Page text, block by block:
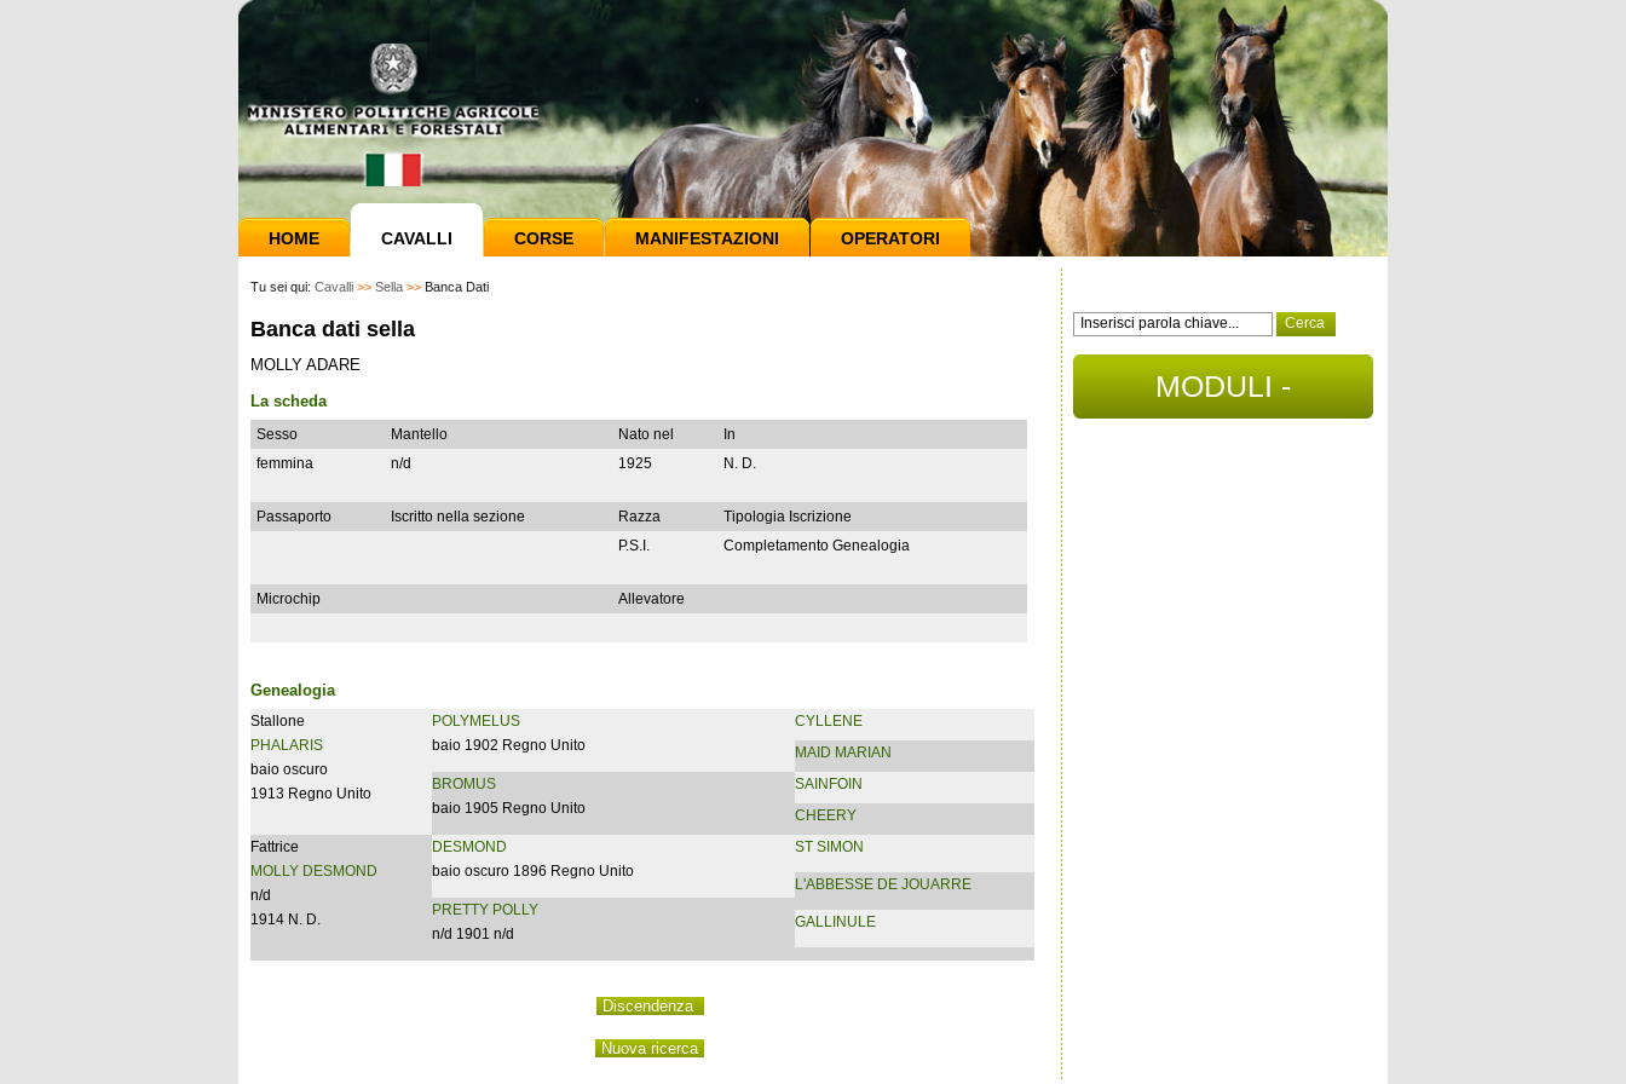
HOME CAVALLI CORSE MANIFESTAZIONI OPERATORI
Tu sei qui: Cavalli >> Sella >> Banca Dati
Banca dati sella
MOLLY ADARE
La scheda
Sesso Mantello Nato nel
In
femmina
n/d 1925 N. D.
Passaporto Iscritto nella sezione Razza
Tipologia Iscrizione
P.S.I.
Completamento Genealogia
Microchip Allevatore
Genealogia
Stallone
PHALARIS
baio oscuro
1913 Regno Unito
POLYMELUS
baio 1902 Regno Unito
BROMUS
baio 1905 Regno Unito
CYLLENE
MAID MARIAN
SAINFOIN
CHEERY
Fattrice
MOLLY DESMOND
n/d
1914 N. D.
DESMOND
baio oscuro 1896 Regno Unito
PRETTY POLLY
n/d 1901 n/d
ST SIMON
L'ABBESSE DE JOUARRE
GALLINULE
MODULI -